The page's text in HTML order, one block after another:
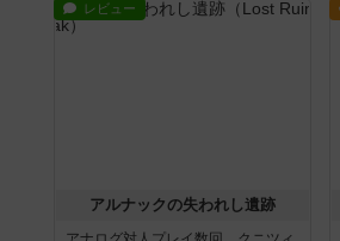
レビュー
アルナックの失われし遺跡